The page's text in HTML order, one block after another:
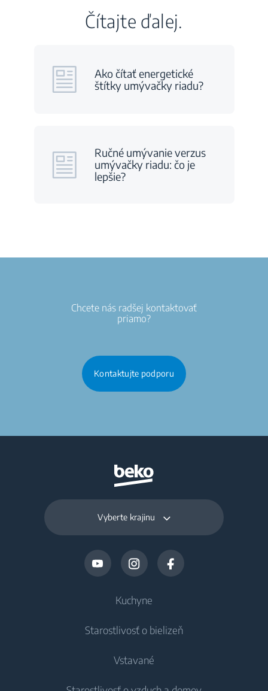
Čítajte ďalej.
Ako čítať energetické
štítky umývačky riadu?
Ručné umývanie verzus
umývačky riadu: čo je
lepšie?
Chcete nás radšej kontaktovať
priamo?
Kontaktujte podporu
Vyberte krajinu
Kuchyne
Chladničky
Mrazničky
Starostlivosť o bielizeň
Vstavané